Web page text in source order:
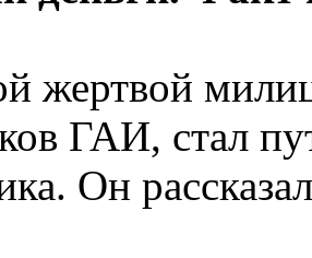
жертвой
ГАИ, стал
Он